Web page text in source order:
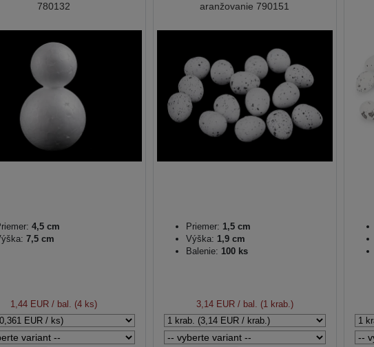
780132
4,5 cm
7,5 cm
1,44 EUR / bal. (4 ks)
aranžovanie 790151
Priemer: 1,5 cm
Výška: 1,9 cm
Balenie: 100 ks
3,14 EUR/ bal. (1 krab.)